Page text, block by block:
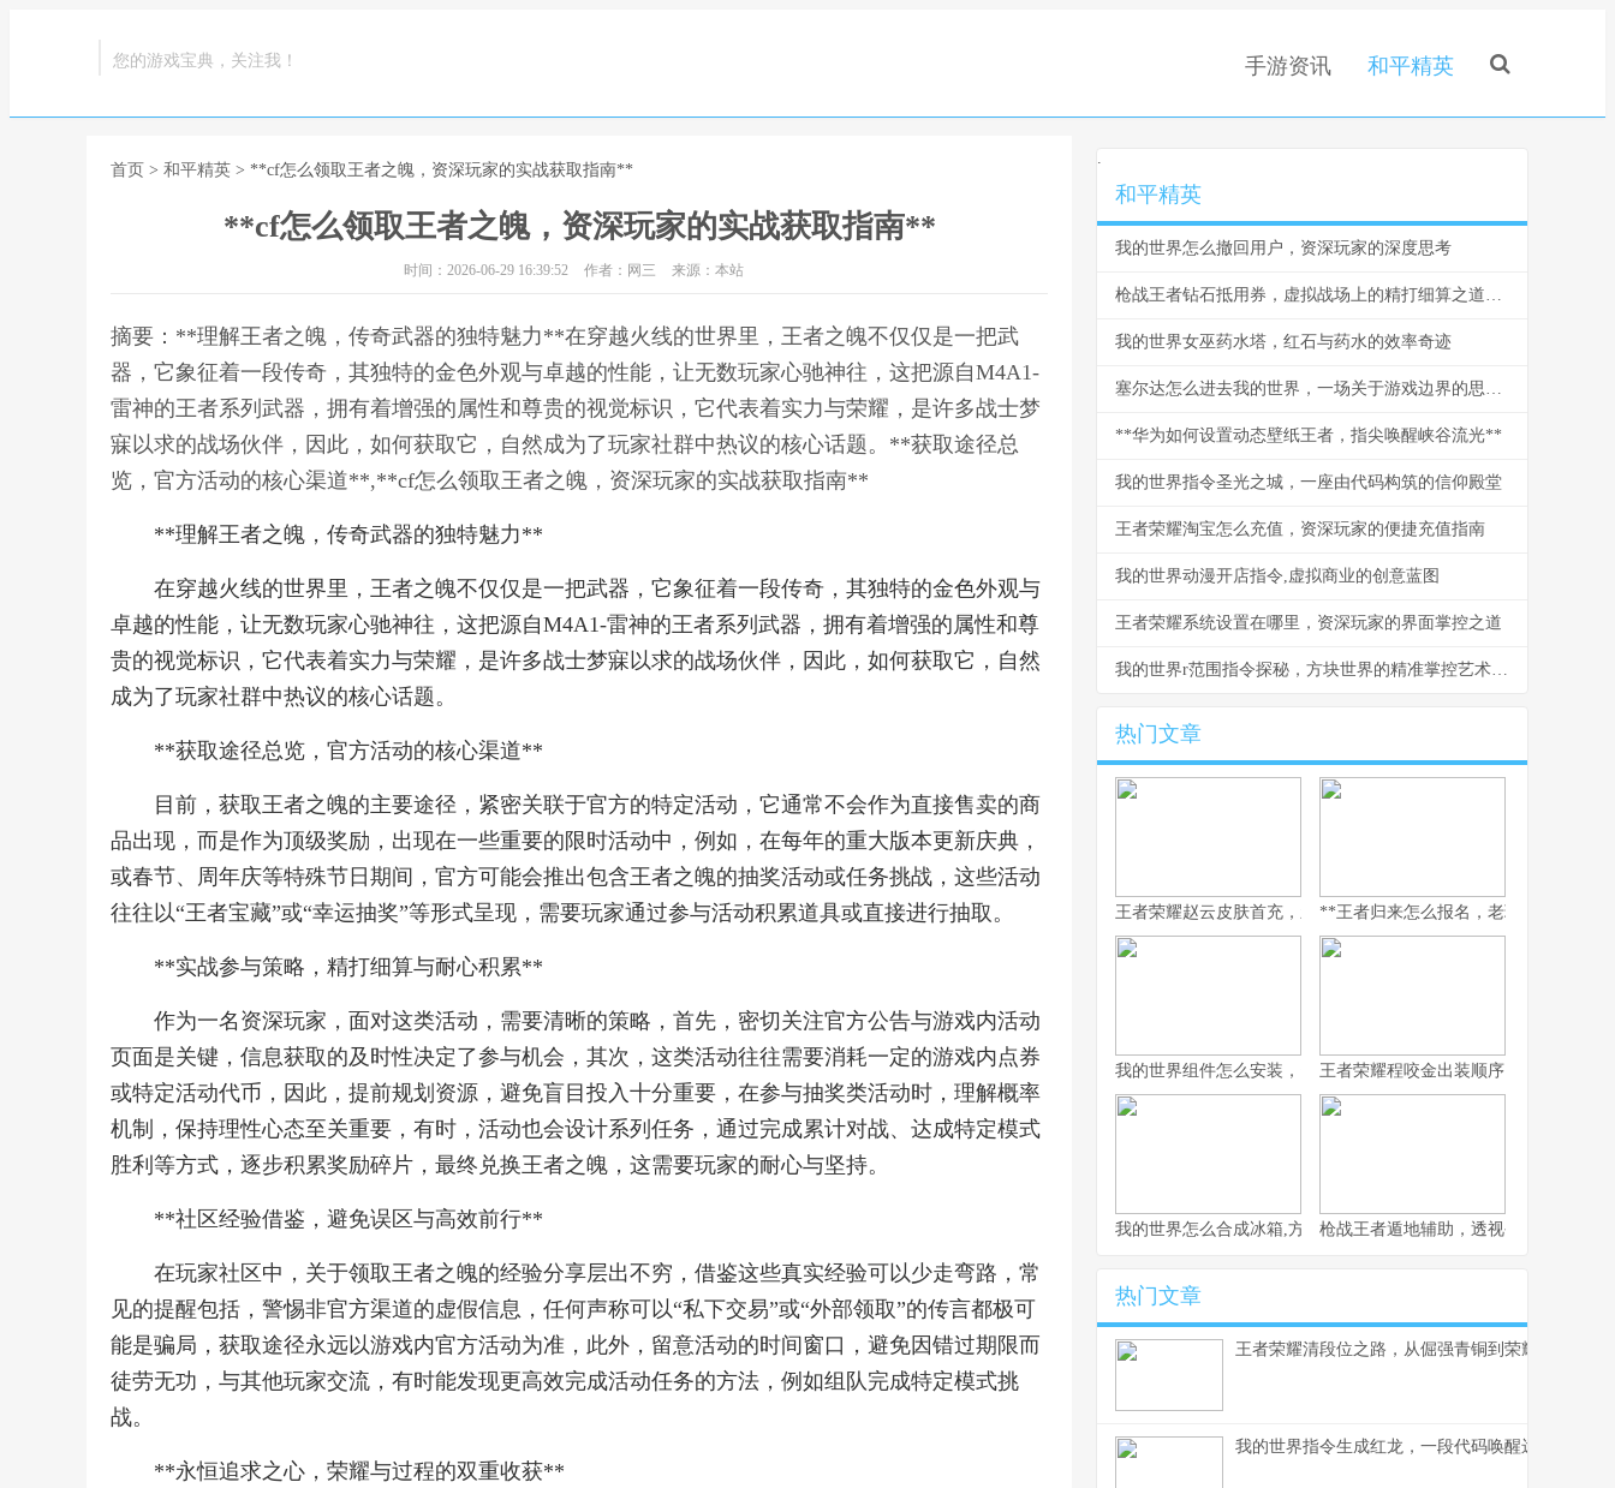
您的游戏宝典，关注我！ 手游资讯 和平精英
首页 > 和平精英 > **cf怎么领取王者之魄，资深玩家的实战获取指南**
**cf怎么领取王者之魄，资深玩家的实战获取指南**
时间：2026-06-29 16:39:52 作者：网三 来源：本站
摘要：**理解王者之魄，传奇武器的独特魅力**在穿越火线的世界里，王者之魄不仅仅是一把武
器，它象征着一段传奇，其独特的金色外观与卓越的性能，让无数玩家心驰神往，这把源自M4A1-
雷神的王者系列武器，拥有着增强的属性和尊贵的视觉标识，它代表着实力与荣耀，是许多战士梦
寐以求的战场伙伴，因此，如何获取它，自然成为了玩家社群中热议的核心话题。**获取途径总
览，官方活动的核心渠道**,**cf怎么领取王者之魄，资深玩家的实战获取指南**
**理解王者之魄，传奇武器的独特魅力**
在穿越火线的世界里，王者之魄不仅仅是一把武器，它象征着一段传奇，其独特的金色外观与
卓越的性能，让无数玩家心驰神往，这把源自M4A1-雷神的王者系列武器，拥有着增强的属性和尊
贵的视觉标识，它代表着实力与荣耀，是许多战士梦寐以求的战场伙伴，因此，如何获取它，自然
成为了玩家社群中热议的核心话题。
**获取途径总览，官方活动的核心渠道**
目前，获取王者之魄的主要途径，紧密关联于官方的特定活动，它通常不会作为直接售卖的商
品出现，而是作为顶级奖励，出现在一些重要的限时活动中，例如，在每年的重大版本更新庆典，
或春节、周年庆等特殊节日期间，官方可能会推出包含王者之魄的抽奖活动或任务挑战，这些活动
往往以“王者宝藏”或“幸运抽奖”等形式呈现，需要玩家通过参与活动积累道具或直接进行抽取。
**实战参与策略，精打细算与耐心积累**
作为一名资深玩家，面对这类活动，需要清晰的策略，首先，密切关注官方公告与游戏内活动
页面是关键，信息获取的及时性决定了参与机会，其次，这类活动往往需要消耗一定的游戏内点券
或特定活动代币，因此，提前规划资源，避免盲目投入十分重要，在参与抽奖类活动时，理解概率
机制，保持理性心态至关重要，有时，活动也会设计系列任务，通过完成累计对战、达成特定模式
胜利等方式，逐步积累奖励碎片，最终兑换王者之魄，这需要玩家的耐心与坚持。
**社区经验借鉴，避免误区与高效前行**
在玩家社区中，关于领取王者之魄的经验分享层出不穷，借鉴这些真实经验可以少走弯路，常
见的提醒包括，警惕非官方渠道的虚假信息，任何声称可以“私下交易”或“外部领取”的传言都极可
能是骗局，获取途径永远以游戏内官方活动为准，此外，留意活动的时间窗口，避免因错过期限而
徒劳无功，与其他玩家交流，有时能发现更高效完成活动任务的方法，例如组队完成特定模式挑
战。
**永恒追求之心，荣耀与过程的双重收获**
.
和平精英
我的世界怎么撤回用户，资深玩家的深度思考
枪战王者钻石抵用券，虚拟战场上的精打细算之道，副标题，一张抵用券背后的战术与经济学
我的世界女巫药水塔，红石与药水的效率奇迹
塞尔达怎么进去我的世界，一场关于游戏边界的思想漫游
**华为如何设置动态壁纸王者，指尖唤醒峡谷流光**
我的世界指令圣光之城，一座由代码构筑的信仰殿堂
王者荣耀淘宝怎么充值，资深玩家的便捷充值指南
我的世界动漫开店指令,虚拟商业的创意蓝图
王者荣耀系统设置在哪里，资深玩家的界面掌控之道
我的世界r范围指令探秘，方块世界的精准掌控艺术，副标题，半径与规则的魔法
热门文章
王者荣耀赵云皮肤首充，新玩家入门的华丽序章
**王者归来怎么报名，老玩家重返荣
我的世界组件怎么安装，资深玩家安装指南王者荣耀程咬金出装顺序，副标题为坦
我的世界怎么合成冰箱,方块世界的冷藏艺术枪战王者遁地辅助，透视公平竞技的阴
热门文章
王者荣耀清段位之路，从倔强青铜到荣耀王者的心
我的世界指令生成红龙，一段代码唤醒远古神话